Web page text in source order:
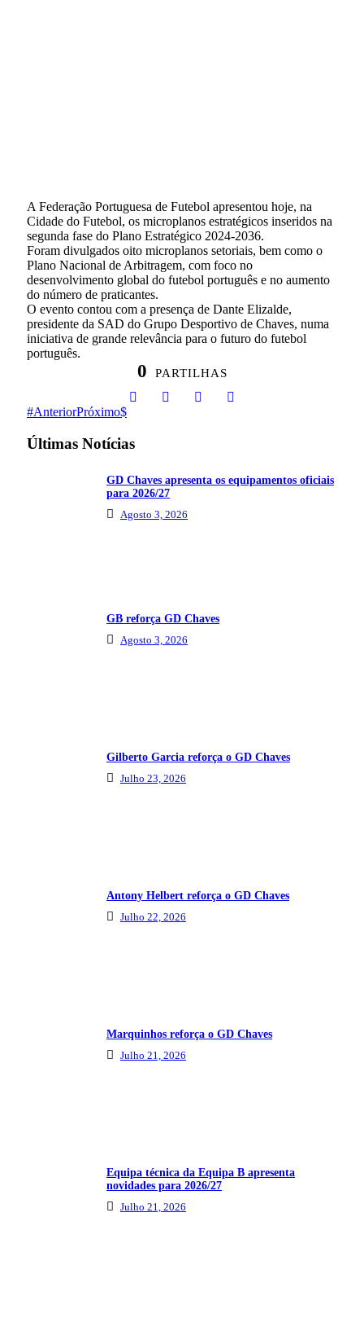
A Federação Portuguesa de Futebol apresentou hoje, na
Cidade do Futebol, os microplanos estratégicos inseridos na
segunda fase do Plano Estratégico 2024-2036.
Foram divulgados oito microplanos setoriais, bem como o
Plano Nacional de Arbitragem, com foco no
desenvolvimento global do futebol português e no aumento
do número de praticantes.
O evento contou com a presença de Dante Elizalde,
presidente da SAD do Grupo Desportivo de Chaves, numa
iniciativa de grande relevância para o futuro do futebol
português.
0 PARTILHAS
AnteriorPróximo
Últimas Notícias
GD Chaves apresenta os equipamentos oficiais
para 2026/27
Agosto 3, 2026
GB reforça GD Chaves
Agosto 3, 2026
Gilberto Garcia reforça o GD Chaves
Julho 23, 2026
Antony Helbert reforça o GD Chaves
Julho 22, 2026
Marquinhos reforça o GD Chaves
Julho 21, 2026
Equipa técnica da Equipa B apresenta
novidades para 2026/27
Julho 21, 2026